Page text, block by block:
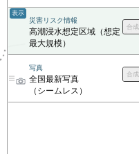
表示
災害リスク情報
高潮浸水想定区域（想定
最大規模）
写真
全国最新写真
（シームレス）